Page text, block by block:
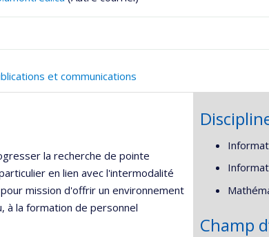
et communications
la recherche de pointe
en lien avec l'intermodalité
mission d'offrir un environnement
à la formation de personnel
Champ